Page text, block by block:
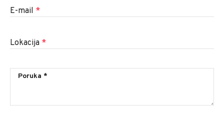
E-mail *
Lokacija *